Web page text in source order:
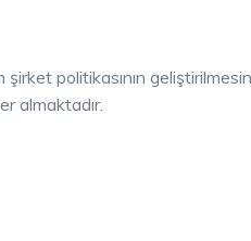
şirket politikasının
almaktadır.